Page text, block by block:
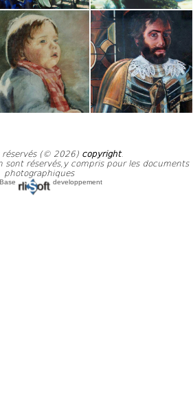
réservés (© 2026) copyright.
sont réservés,y compris pour les documents
photographiques
developpement